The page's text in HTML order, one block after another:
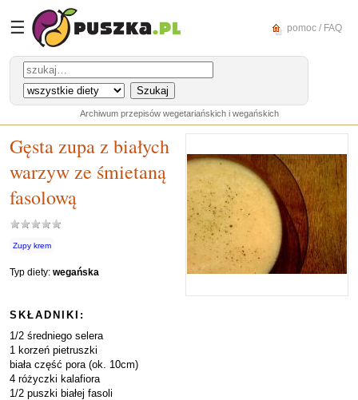
☰ pomoc / FAQ
Archiwum przepisów wegetariańskich i wegańskich
Gęsta zupa z białych
warzyw ze śmietaną
fasolową
Zupy krem
Typ diety: wegańska
SKŁADNIKI:
1/2 średniego selera
1 korzeń pietruszki
biała część pora (ok. 10cm)
4 różyczki kalafiora
1/2 puszki białej fasoli